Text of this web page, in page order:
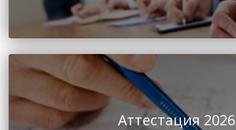
Аттестация 2026